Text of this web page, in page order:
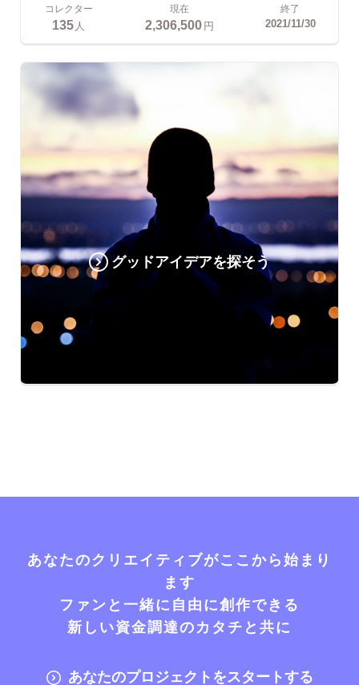
コレクター
135人
現在
2,306,500円
終了
2021/11/30
グッドアイデアを探そう
あなたのクリエイティブがここから始まり
ます
ファンと一緒に自由に創作できる
新しい資金調達のカタチと共に
あなたのプロジェクトをスタートする